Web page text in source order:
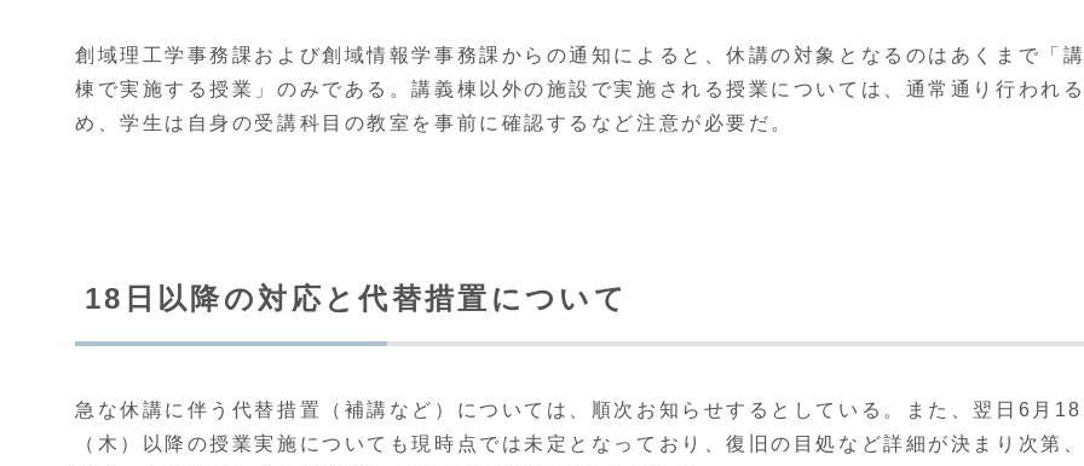
創域理工学事務課および創域情報学事務課からの通知によると、休講の対象となるのはあくまで「
棟で実施する授業」のみである。講義棟以外の施設で実施される授業については、通常通り行われ
め、学生は自身の受講科目の教室を事前に確認するなど注意が必要だ。
18日以降の対応と代替措置について
急な休講に伴う代替措置（補講など）については、順次お知らせするとしている。また、翌日6月
（木）以降の授業実施についても現時点では未定となっており、復旧の目処など詳細が決まり次第